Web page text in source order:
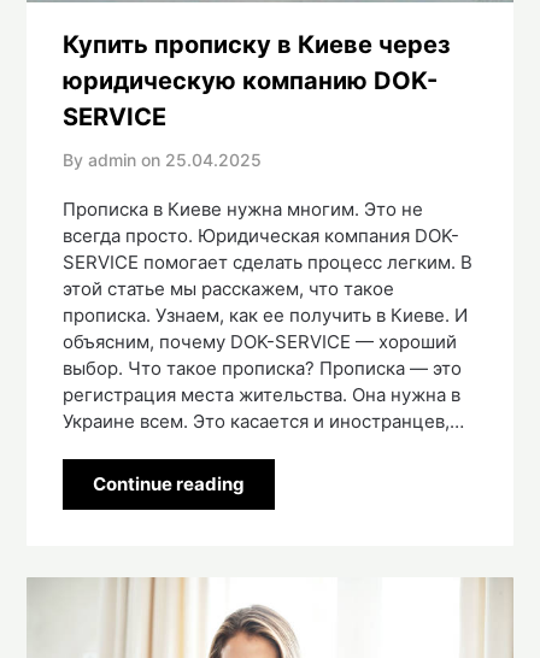
Купить прописку в Киеве через
юридическую компанию DOK-
SERVICE
By admin on 25.04.2025
Прописка в Киеве нужна многим. Это не
всегда просто. Юридическая компания DOK-
SERVICE помогает сделать процесс легким. В
этой статье мы расскажем, что такое
прописка. Узнаем, как ее получить в Киеве. И
объясним, почему DOK-SERVICE — хороший
выбор. Что такое прописка? Прописка — это
регистрация места жительства. Она нужна в
Украине всем. Это касается и иностранцев,…
Continue reading